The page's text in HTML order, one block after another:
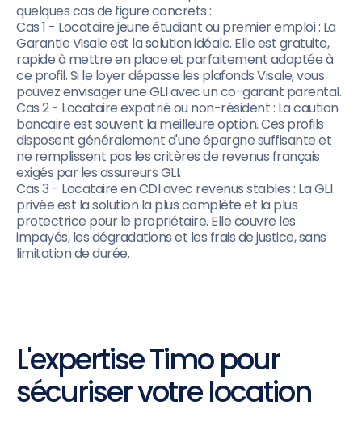
quelques cas de figure concrets :
Cas 1 - Locataire jeune étudiant ou premier emploi : La
Garantie Visale est la solution idéale. Elle est gratuite,
rapide à mettre en place et parfaitement adaptée à
ce profil. Si le loyer dépasse les plafonds Visale, vous
pouvez envisager une GLI avec un co-garant parental.
Cas 2 - Locataire expatrié ou non-résident : La caution
bancaire est souvent la meilleure option. Ces profils
disposent généralement d'une épargne suffisante et
ne remplissent pas les critères de revenus français
exigés par les assureurs GLI.
Cas 3 - Locataire en CDI avec revenus stables : La GLI
privée est la solution la plus complète et la plus
protectrice pour le propriétaire. Elle couvre les
impayés, les dégradations et les frais de justice, sans
limitation de durée.
L'expertise Timo pour
sécuriser votre location